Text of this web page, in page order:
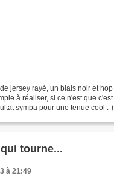
jersey rayé, un biais noir et
à réaliser, si ce n'est que
sympa pour une tenue cool :-)
tourne...
à 21:49